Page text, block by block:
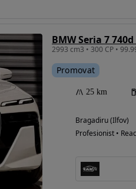
BMW Seria 7
Promovat
25 km
Bragadiru (Ilfov)
Profesionist •